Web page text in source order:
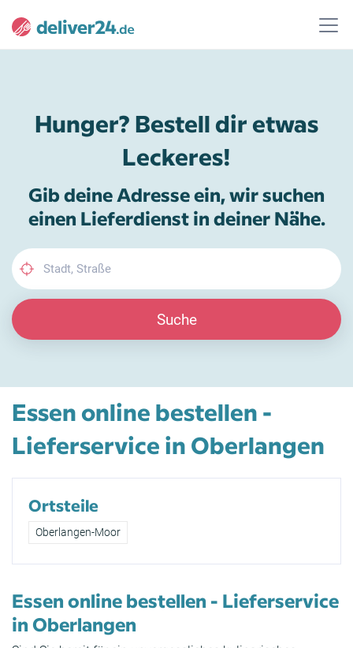
Hunger? Bestell dir etwas
Leckeres!
Gib deine Adresse ein, wir suchen
einen Lieferdienst in deiner Nähe.
Suche
Essen online bestellen -
Lieferservice in Oberlangen
Ortsteile
Oberlangen-Moor
Essen online bestellen - Lieferservice
in Oberlangen